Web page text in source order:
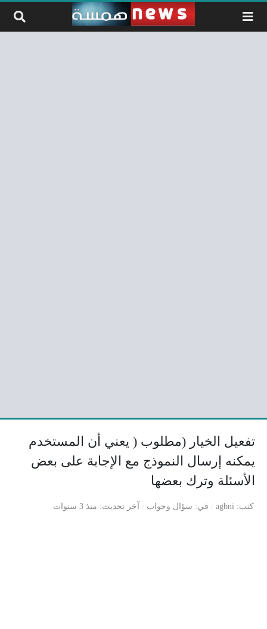
التخطي إلى المحتوى
تفعيل الخيار (مطلوب ( يعني أن المستخدم
يمكنه إرسال النموذج مع الإجابة على بعض
الأسئلة وترك بعضها
كتب agbni في سؤال وجواب آخر تحديث منذ 3 سنوات